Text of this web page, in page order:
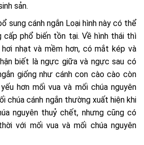
sản.
sung cánh ngắn Loại hình này có thể
cấp phổ biến tồn tại. Về hình thái thì
nhạt và mềm hơn, có mắt kép và
biết là ngực giữa và ngực sau có
giống như cánh con cào cào còn
hơn mối vua và mối chúa nguyên
chúa cánh ngắn thường xuất hiện khi
nguyên thuỷ chết, nhưng cũng có
với mối vua và mối chúa nguyên